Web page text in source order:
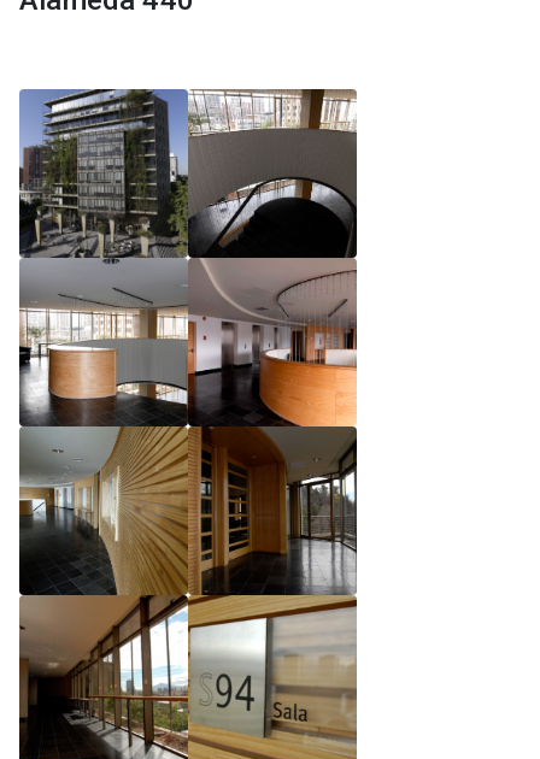
Reglamento de Magíster, Pontificia Universidad
Universidad Católica de Chile
Reglamento de Magíster, Pontificia Universidad
Católica de Chile LLM UC 2025
Reglamento de Seminarios de Graduación
Programa de Magíster en Derecho, LLM 2025